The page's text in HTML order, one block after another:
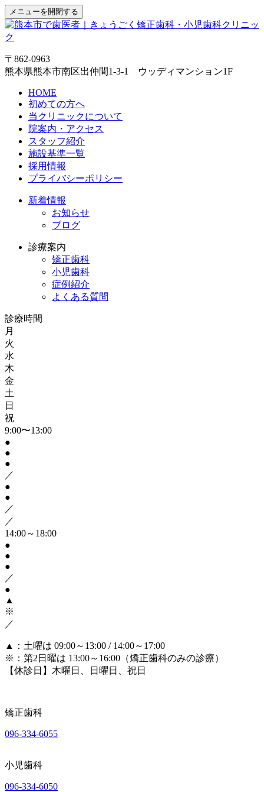
メニューを開閉する
〒862-0963
熊本県熊本市南区出仲間1-3-1 ウッディマンション1F
HOME
初めての方へ
当クリニックについて
院案内・アクセス
スタッフ紹介
施設基準一覧
採用情報
プライバシーポリシー
新着情報
お知らせ
ブログ
診療案内
矯正歯科
小児歯科
症例紹介
よくある質問
診療時間
月
火
水
木
金
土
日
祝
9:00〜13:00
●
●
●
／
●
●
／
／
14:00～18:00
●
●
●
／
●
▲
※
／
▲
：土曜は 09:00～13:00 / 14:00～17:00
※ ：第2日曜は 13:00～16:00（矯正歯科のみの診療）
【休診日】木曜日、日曜日、祝日
矯正歯科
096-334-6055
小児歯科
096-334-6050